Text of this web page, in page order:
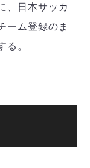
、日本サッカ
ーム登録のま
る。